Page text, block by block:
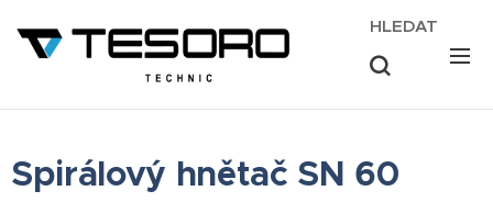
HLEDAT
Spirálový hnětač SN 60